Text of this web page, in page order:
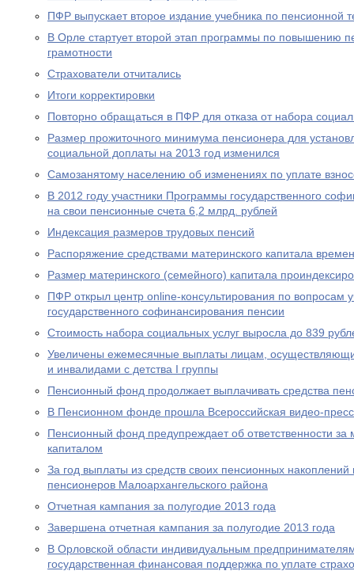
ПФР выпускает второе издание учебника по пенсионной
В Орле стартует второй этап программы по повышению
грамотности
Страхователи отчитались
Итоги корректировки
Повторно обращаться в ПФР для отказа от набора
Размер прожиточного минимума пенсионера для
социальной доплаты на 2013 год изменился
Самозанятому населению об изменениях по уплате
В 2012 году участники Программы государственного
на свои пенсионные счета 6,2 млрд. рублей
Индексация размеров трудовых пенсий
Распоряжение средствами материнского капитала
Размер материнского (семейного) капитала
ПФР открыл центр online-консультирования по вопросам
государственного софинансирования пенсии
Стоимость набора социальных услуг выросла до 839
Увеличены ежемесячные выплаты лицам,
и инвалидами с детства I группы
Пенсионный фонд продолжает выплачивать средства
В Пенсионном фонде прошла Всероссийская видео-
Пенсионный фонд предупреждает об ответственности
капиталом
За год выплаты из средств своих пенсионных накоплений
пенсионеров Малоархангельского района
Отчетная кампания за полугодие 2013 года
Завершена отчетная кампания за полугодие 2013 года
В Орловской области индивидуальным
государственная финансовая поддержка по уплате